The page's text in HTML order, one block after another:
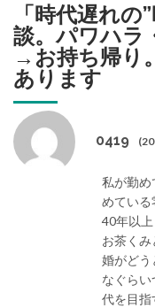
「時代遅れの
談。パワハラ
→お持ち帰り。
あります
0419
私が勤め
めている
40年以
お茶く
婚がどう
なぐら
代を目指